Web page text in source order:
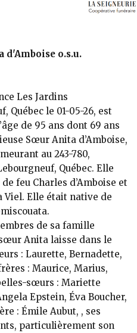
d'Amboise o.s.u.
Les Jardins
Québec le 01-05-26, est
de 95 ans dont 69 ans
Sœur Anita d’Amboise,
au 243-780,
Québec. Elle
feu Charles d’Amboise et
Viel. Elle était native de
de sa famille
Anita laisse dans le
: Laurette, Bernadette,
: Maurice, Marius,
sœurs : Mariette
Epstein, Éva Boucher,
: Émile Aubut, , ses
particulièrement son